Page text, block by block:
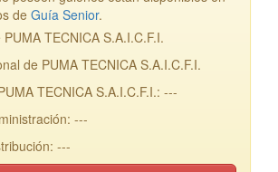
de Guía Senior.
TECNICA S.A.I.C.F.I.
de PUMA TECNICA S.A.I.C.F.I.
TECNICA S.A.I.C.F.I.: ---
---
---